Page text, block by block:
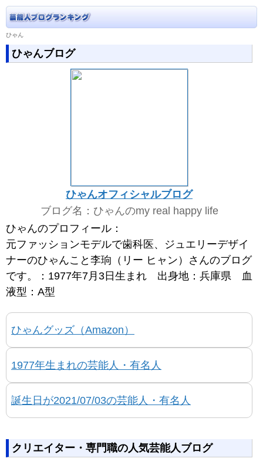
ひゃん
ひゃんブログ
ひゃんオフィシャルブログ
ブログ名：ひゃんのmy real happy life
ひゃんのプロフィール：
元ファッションモデルで歯科医、ジュエリーデザイ
ナーのひゃんこと李珦（リー ヒャン）さんのブログ
です。：1977年7月3日生まれ 出身地：兵庫県 血
液型：A型
ひゃんグッズ（Amazon）
1977年生まれの芸能人・有名人
誕生日が2021/07/03の芸能人・有名人
クリエイター・専門職の人気芸能人ブログ